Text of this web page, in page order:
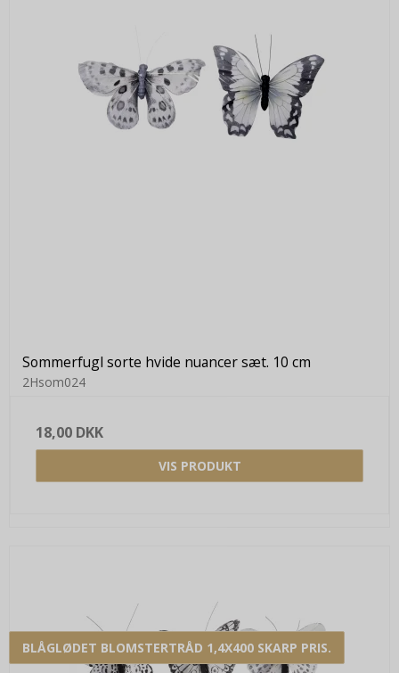
Sommerfugl sorte hvide nuancer sæt. 10 cm
2Hsom024
18,00 DKK
VIS PRODUKT
BLÅGLØDET BLOMSTERTRÅD 1,4X400 SKARP PRIS.